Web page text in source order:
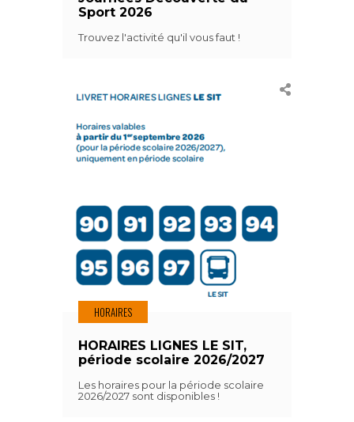
Sport 2026
Trouvez l'activité qu'il vous faut !
HORAIRES
HORAIRES LIGNES LE SIT,
période scolaire 2026/2027
Les horaires pour la période scolaire
2026/2027 sont disponibles !